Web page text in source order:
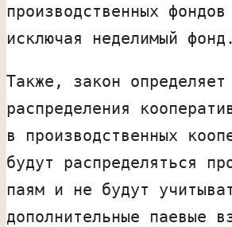
производственных
исключая неделимый фонд.
Также, закон определяет
распределения
в производственных
будут распределяться
паям и не будут
дополнительные паевые